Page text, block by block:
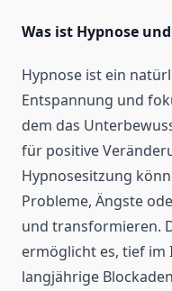
Was ist Hypnose
Hypnose ist ein
Entspannung und
dem das
für positive
Hypnosesitzung
Probleme, Ängste
und transformieren.
ermöglicht es, tief im
langjährige